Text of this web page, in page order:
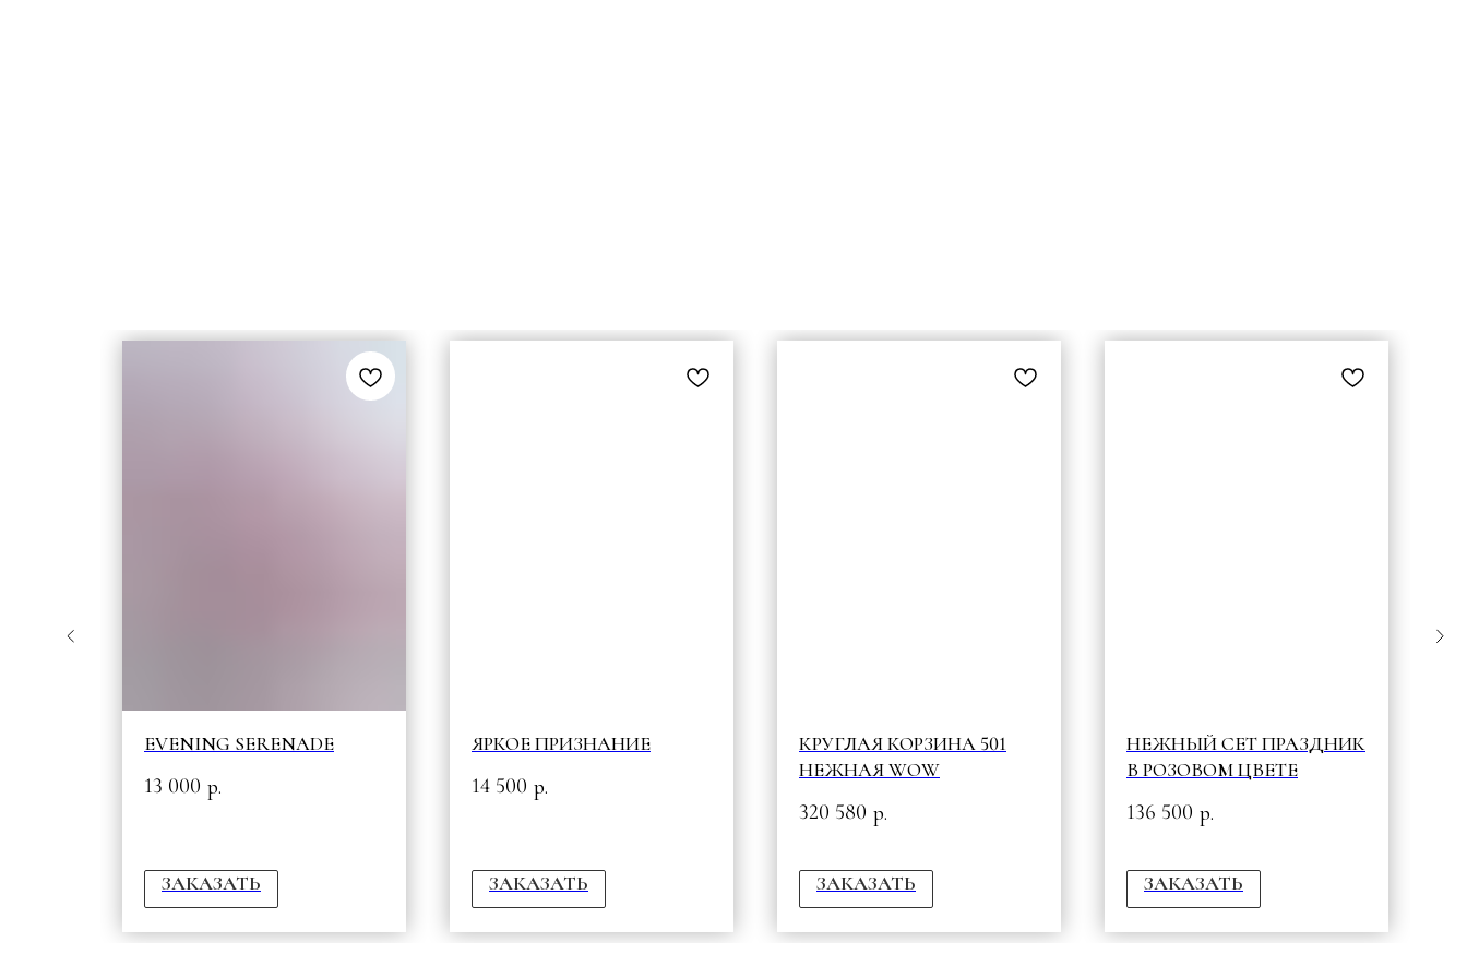
EVENING SERENADE
13 000 р.
ЗАКАЗАТЬ
ЯРКОЕ ПРИЗНАНИЕ
14 500 р.
ЗАКАЗАТЬ
КРУГЛАЯ КОРЗИНА 501
НЕЖНАЯ WOW
320 580 р.
ЗАКАЗАТЬ
НЕЖНЫЙ СЕТ ПРАЗДНИК
В РОЗОВОМ ЦВЕТЕ
136 500 р.
ЗАКАЗАТЬ